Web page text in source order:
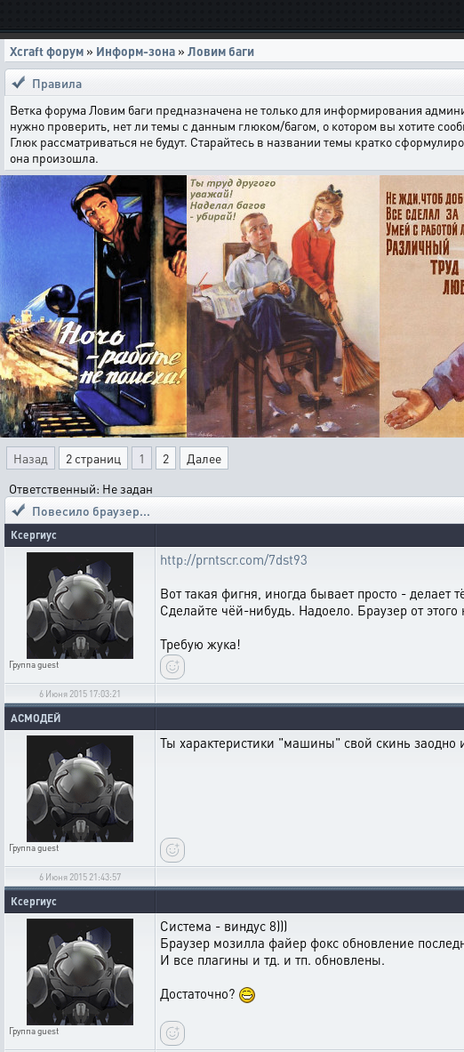
Xcraft форум » Информ-зона » Ловим баги
Правила
Ветка форума Ловим баги предназначена не только для информирования
нужно проверить, нет ли темы с данным глюком/багом, о котором вы хотите
Глюк рассматриваться не будут. Старайтесь в названии темы кратко
она произошла.
Назад 2 страниц 1 2
Далее
Ответственный: Не задан
Повесило браузер...
Ксергиус
Группаguest
http://prntscr.com/7dst93
Вот такая фигня, иногда бывает просто -
Сделайте чёй-нибудь. Надоело. Браузер от этого
Требую жука!
6 Июня 2015 17:03:21
АСМОДЕЙ
Группаguest
Ты характеристики "машины" свой скинь заодно
6 Июня 2015 21:43:57
Ксергиус
Группаguest
Система - виндус 8)))
Браузер мозилла файер фокс обновление
И все плагины и тд. и тп. обновлены.
Достаточно?